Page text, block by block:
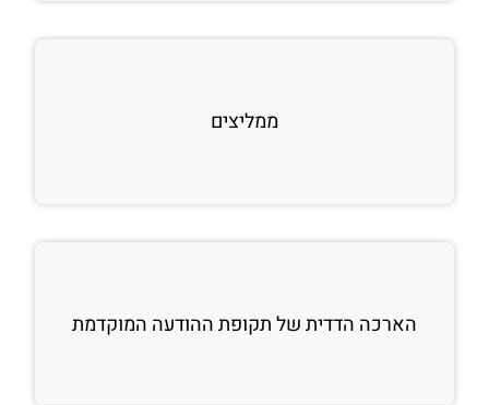
ממליצים
הארכה הדדית של תקופת ההודעה המוקדמת